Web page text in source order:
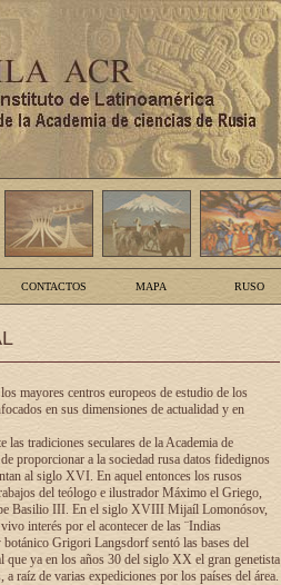
CONTACTOS MAPA RUSO
mayores centros europeos de estudio de los
en sus dimensiones de actualidad y en
tradiciones seculares de la Academia de
proporcionar a la sociedad rusa datos fidedignos
al siglo XVI. En aquel entonces los rusos
del teólogo e ilustrador Máximo el Griego,
Basilio III. En el siglo XVIII Mijaíl Lomonósov,
interés por el acontecer de las ¨Indias
Grigori Langsdorf sentó las bases del
ya en los años 30 del siglo XX el gran genetista
raíz de varias expediciones por los países del área.